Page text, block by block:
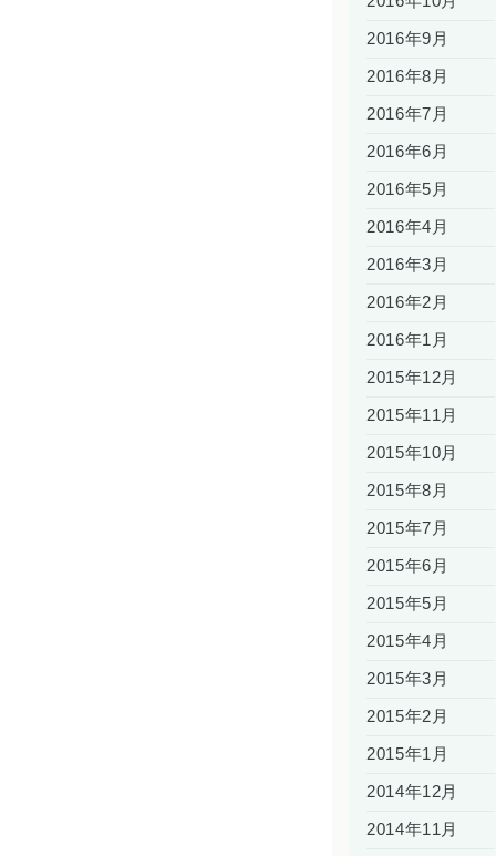
2016年9月
2016年8月
2016年7月
2016年6月
2016年5月
2016年4月
2016年3月
2016年2月
2016年1月
2015年12月
2015年11月
2015年10月
2015年8月
2015年7月
2015年6月
2015年5月
2015年4月
2015年3月
2015年2月
2015年1月
2014年12月
2014年11月